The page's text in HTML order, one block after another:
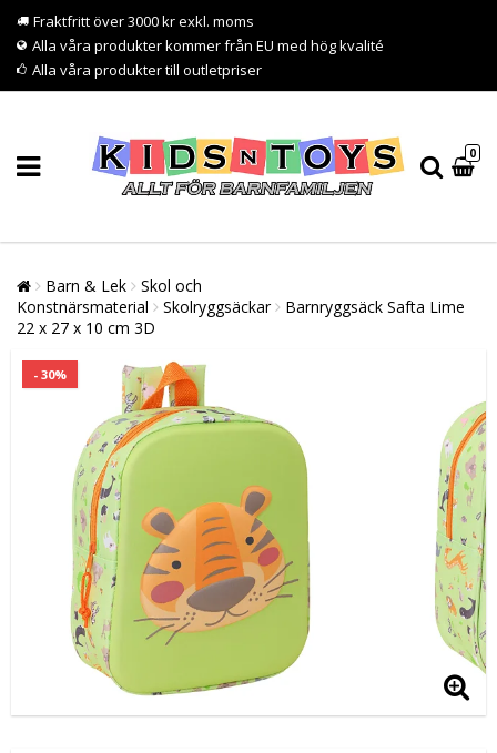
Fraktfritt över 3000 kr exkl. moms
Alla våra produkter kommer från EU med hög kvalité
Alla våra produkter till outletpriser
0
Barn & Lek
Skol och
Konstnärsmaterial
Skolryggsäckar
Barnryggsäck Safta Lime
22 x 27 x 10 cm 3D
- 30%